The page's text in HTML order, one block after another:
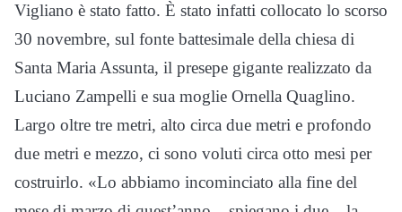
Vigliano è stato fatto. È stato infatti collocato lo scorso
30 novembre, sul fonte battesimale della chiesa di
Santa Maria Assunta, il presepe gigante realizzato da
Luciano Zampelli e sua moglie Ornella Quaglino.
Largo oltre tre metri, alto circa due metri e profondo
due metri e mezzo, ci sono voluti circa otto mesi per
costruirlo. «Lo abbiamo incominciato alla fine del